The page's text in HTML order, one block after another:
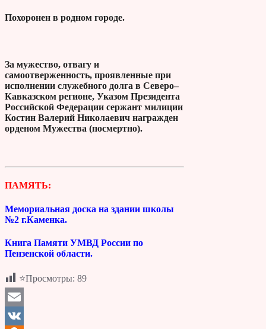
Похоронен в родном городе.
За мужество, отвагу и
самоотверженность, проявленные при
исполнении служебного долга в Северо–
Кавказском регионе, Указом Президента
Российской Федерации сержант милиции
Костин Валерий Николаевич награжден
орденом Мужества (посмертно).
ПАМЯТЬ:
Мемориальная доска на здании школы
№2 г.Каменка.
Книга Памяти УМВД России по
Пензенской области.
⭐Просмотры: 89
Email